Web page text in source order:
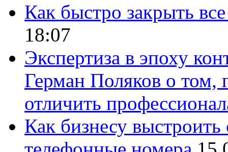
Как быстро закрыть
18:07
Экспертиза в эпоху
Герман Поляков о том,
отличить
Как бизнесу